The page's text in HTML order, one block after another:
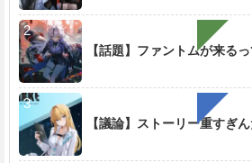
【話題】ファントムが来る
【議論】ストーリー重すぎん